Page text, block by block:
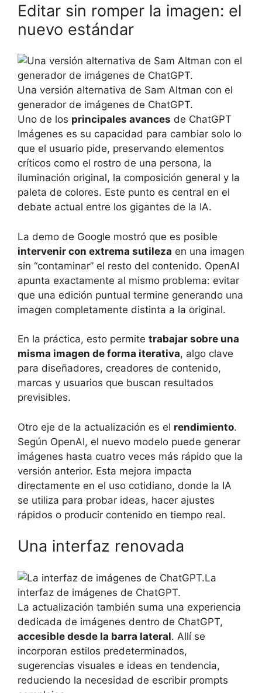
Editar sin romper la imagen: el
nuevo estándar
Una versión alternativa de Sam Altman con el
generador de imágenes de ChatGPT.
Uno de los principales avances de ChatGPT
Imágenes es su capacidad para cambiar solo lo
que el usuario pide, preservando elementos
críticos como el rostro de una persona, la
iluminación original, la composición general y la
paleta de colores. Este punto es central en el
debate actual entre los gigantes de la IA.
La demo de Google mostró que es posible
intervenir con extrema sutileza en una imagen
sin “contaminar” el resto del contenido. OpenAI
apunta exactamente al mismo problema: evitar
que una edición puntual termine generando una
imagen completamente distinta a la original.
En la práctica, esto permite trabajar sobre una
misma imagen de forma iterativa, algo clave
para diseñadores, creadores de contenido,
marcas y usuarios que buscan resultados
previsibles.
Otro eje de la actualización es el rendimiento.
Según OpenAI, el nuevo modelo puede generar
imágenes hasta cuatro veces más rápido que la
versión anterior. Esta mejora impacta
directamente en el uso cotidiano, donde la IA
se utiliza para probar ideas, hacer ajustes
rápidos o producir contenido en tiempo real.
Una interfaz renovada
La
interfaz de imágenes de ChatGPT.
La actualización también suma una experiencia
dedicada de imágenes dentro de ChatGPT,
accesible desde la barra lateral. Allí se
incorporan estilos predeterminados,
sugerencias visuales e ideas en tendencia,
reduciendo la necesidad de escribir prompts